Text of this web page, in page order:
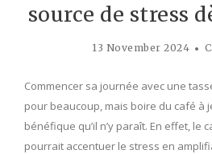
source de stress
13 November 2024
Commencer sa journée avec une
pour beaucoup, mais boire du café à
bénéfique qu’il n’y paraît. En effet, le
pourrait accentuer le stress en